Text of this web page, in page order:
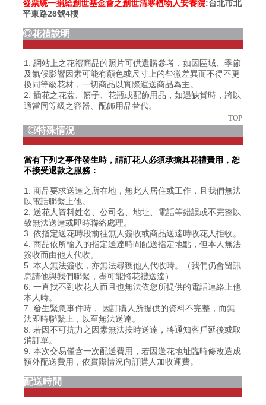
發票統一捐給創世基金會之創世清寒植物人安養院:台北市北
平東路28號4樓
◎花禮說明
1. 網站上之花禮商品的照片可供選購參考，如因區域、季節
及氣候影響因素可能有顏色或尺寸上的些微差異而不得不更
換同等級花材，一切商品以實際運送商品為主。
2. 插花之花盆、籃子、花瓶或配飾用品，如遇缺貨時，將以
適當同等級之容器、配飾用品替代。
TOP
◎特殊情況
當有下列之事件發生時，請訂花人必須承擔其花禮費用，恕
不接受退款之服務：
1. 商品要求送達之所在地，無此人居住或工作，且我們無法
以電話聯繫上他。
2. 送花人資料姓名、公司名、地址、電話等錯誤或不完整以
致無法送達或即時聯絡處理。
3. 依指定送花時段前往無人簽收或商品送達時收花人拒收。
4. 商品依所輸入的指定送達時間配送指定地點，但本人無法
簽收而由他人代收。
5. 本人無法簽收，亦無法尋獲他人代收時。（我們仍會留訊
息請他與我們聯繫，盡可能將花禮送達）
6. 一直找不到收花人而且也無法依您所提供的電話連絡上他
本人時。
7. 發生緊急事件時， 因訂購人所提供的資料不完整，而無
法即時聯繫上，以至無法送達。
8. 若因不可抗力之因素無法按時送達，將通知客戶延後或取
消訂單。
9. 本次交易僅含一次配送費用，若因送花地址臨時修改造成
額外配送費用，依實際情況向訂購人加收運費。
配送時間